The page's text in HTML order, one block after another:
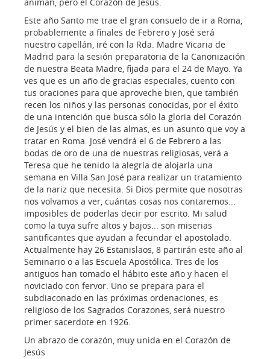
Este año Santo me trae el gran consuelo de ir a Roma,
probablemente a finales de Febrero y José será
nuestro capellán, iré con la Rda. Madre Vicaria de
Madrid para la sesión preparatoria de la Canonización
de nuestra Beata Madre, fijada para el 24 de Mayo. Ya
ves que es un año de gracias especiales, cuento con
tus oraciones para que aproveche bien, que también
recen los niños y las personas conocidas, por el éxito
de una intención que busca sólo la gloria del Corazón
de Jesús y el bien de las almas, es un asunto que voy a
tratar en Roma. José vendrá el 6 de Febrero a las
bodas de oro de una de nuestras religiosas, verá a
Teresa que he tenido la alegría de alojarla una
semana en Villa San José para realizar un tratamiento
de la nariz que necesita. Si Dios permite que nosotras
nos volvamos a ver, cuántas cosas nos contaremos...
imposibles de poderlas decir por escrito. Mi salud
como la tuya sufre altos y bajos... son miserias
santificantes que ayudan a fecundar el apostolado.
Actualmente hay 26 Estanislaos, 8 partirán este año al
Seminario o a las Escuela Apostólica. Tres de los
antiguos han tomado el hábito este año y hacen el
noviciado con fervor. Uno se prepara para el
subdiaconado en las próximas ordenaciones, es
religioso de los Sagrados Corazones, será nuestro
primer sacerdote en 1926.
Un abrazo de corazón, muy unida en el Corazón de
Jesús